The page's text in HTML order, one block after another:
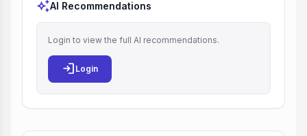
auto_awesomeAI Recommendations
Login to view the full AI recommendations.
login Login